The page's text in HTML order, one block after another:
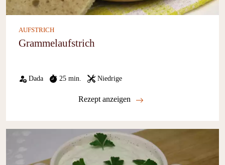
AUFSTRICH
Grammelaufstrich
Dada 25 min. Niedrige
Rezept anzeigen